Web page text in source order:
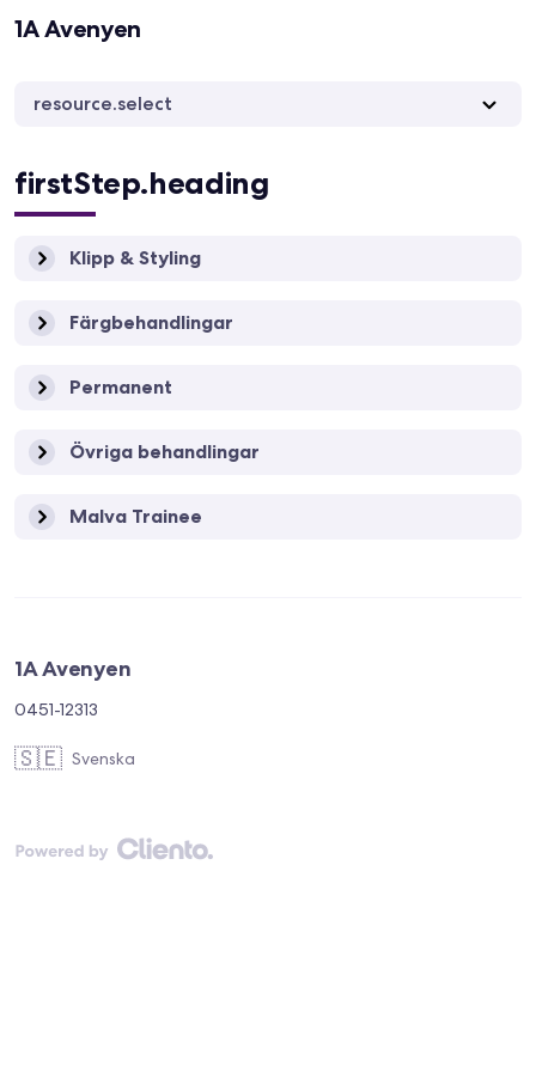
1A Avenyen
resource.select
firstStep.heading
Klipp & Styling
Färgbehandlingar
Permanent
Övriga behandlingar
Malva Trainee
1A Avenyen
0451-12313
🇸🇪 Svenska